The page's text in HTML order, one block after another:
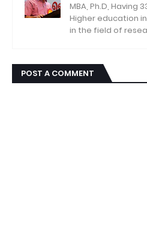
MBA, Ph.D, Having
Higher education
in the field of
POST A COMMENT